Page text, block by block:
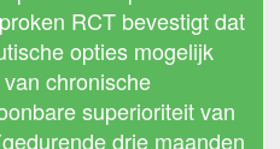
RCT bevestigt dat
opties mogelijk
chronische
superioriteit van
drie maanden